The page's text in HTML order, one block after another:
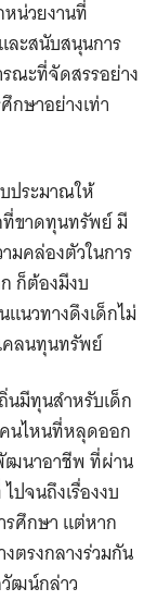
น่วยงานที่
ละสนับสนุนการ
ณะที่จัดสรรอย่าง
ษาอย่างเท่า
ประมาณให้
ขาดทุนทรัพย์ มี
มคล่องตัวในการ
ก็ต้องมีงบ
นวทางดึงเด็กไม่
คลนทุนทรัพย์
นมีทุนสำหรับเด็ก
คนไหนที่หลุดออก
ฒนาอาชีพ ที่ผ่าน
ปจนถึงเรื่องงบ
ศึกษา แต่หาก
ตรงกลางร่วมกัน
ฒน์กล่าว